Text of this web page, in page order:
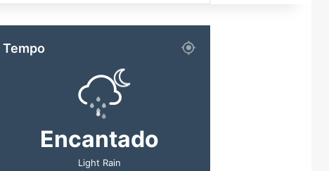
Tempo
Encantado
Light Rain